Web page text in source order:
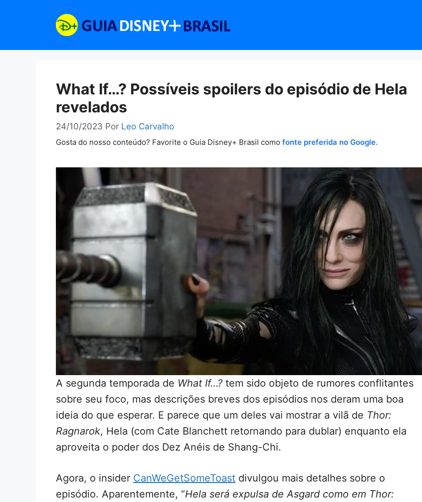
What If…? Possíveis spoilers do episódio de Hela
revelados
24/10/2023 Por Leo Carvalho
Gosta do nosso conteúdo? Favorite o Guia Disney+ Brasil como fonte preferida no Google.
A segunda temporada de What If…? tem sido objeto de rumores conflitantes
sobre seu foco, mas descrições breves dos episódios nos deram uma boa
ideia do que esperar. E parece que um deles vai mostrar a vilã de Thor:
Ragnarok, Hela (com Cate Blanchett retornando para dublar) enquanto ela
aproveita o poder dos Dez Anéis de Shang-Chi.
Agora, o insider CanWeGetSomeToast divulgou mais detalhes sobre o
episódio. Aparentemente, “Hela será expulsa de Asgard como em Thor: